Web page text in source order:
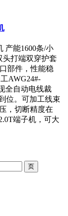
产能1600条/小
头打端双穿护套
部件，性能稳
AWG24#-
全自动电线裁
位。可加工线束
，切断精度在
端子机，可大